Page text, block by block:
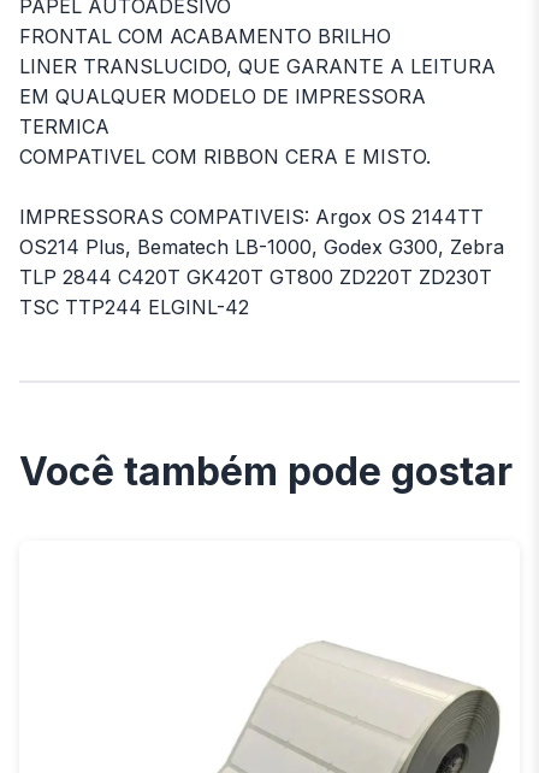
PAPEL AUTOADESIVO
FRONTAL COM ACABAMENTO BRILHO
LINER TRANSLUCIDO, QUE GARANTE A LEITURA
EM QUALQUER MODELO DE IMPRESSORA
TERMICA
COMPATIVEL COM RIBBON CERA E MISTO.
IMPRESSORAS COMPATIVEIS: Argox OS 2144TT
OS214 Plus, Bematech LB-1000, Godex G300, Zebra
TLP 2844 C420T GK420T GT800 ZD220T ZD230T
TSC TTP244 ELGINL-42
Você também pode gostar